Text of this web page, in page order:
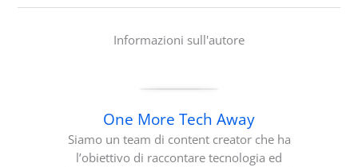
Informazioni sull'autore
One More Tech Away
Siamo un team di content creator che ha
l’obiettivo di raccontare tecnologia ed